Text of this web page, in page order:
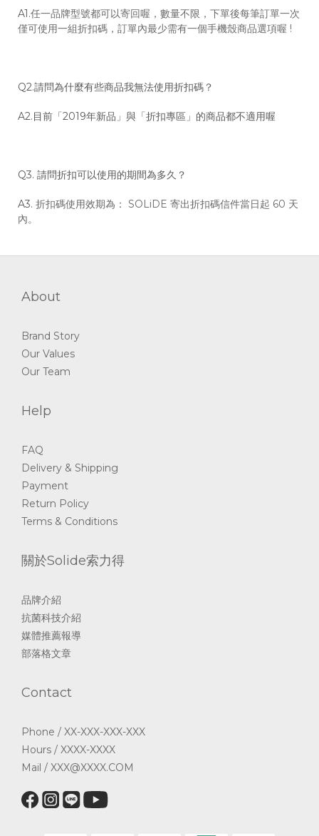
A1.任一品牌型號都可以寄回喔，數量不限，下單後每筆訂單一次
僅可使用一組折扣碼，訂單內最少需有一個手機殼商品選項喔 !
Q2.請問為什麼有些商品我無法使用折扣碼？
A2.目前「2019年新品」與「折扣專區」的商品都不適用喔
Q3. 請問折扣可以使用的期間為多久？
A3. 折扣碼使用效期為： SOLiDE 寄出折扣碼信件當日起 60 天
內。
About
Brand Story
Our Values
Our Team
Help
FAQ
Delivery & Shipping
Payment
Return Policy
Terms & Conditions
關於Solide索力得
品牌介紹
抗菌科技介紹
媒體推薦報導
部落格文章
Contact
Phone / XX-XXX-XXX-XXX
Hours / XXXX-XXXX
Mail / XXX@XXXX.COM